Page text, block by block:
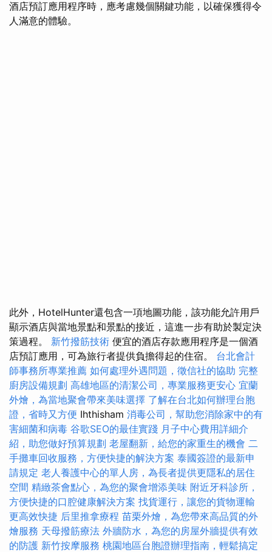
酒店預訂應用程序時，應考慮幾個關鍵功能，以確保獲得令
人滿意的體驗。
此外，HotelHunter還包含一項地圖功能，該功能允許用戶
顯示酒店與當地景點和景點的接近，這進一步有助於製定決
策過程。 新竹撥筋技術 便宜的酒店存款應用程序是一個酒
店預訂應用，可為旅行者提供負擔得起的住宿。 台北會計
師事務所專業推薦 如何處理外遇問題，徵信社的協助 完整
廚房設備規劃 高雄地區的清潔公司，專業服務更安心 宜蘭
外燴，為當地聚會帶來美味選擇 了解在台北如何辦理台胞
證，省時又方便 Ihthisham 消毒公司，幫助您消除家中的有
害細菌和病毒 谷歌SEO的最佳實踐 月子中心費用詳細介
紹，助您做好預算規劃 老屋翻新，給您的家重生的機會 二
手攤車回收服務，方便快捷的解決方案 泰國簽證的最新申
請規定 老人養護中心的單人房，為長者提供更隱私的居住
空間 精緻茶會點心，為您的聚會增添美味 附近牙科診所，
方便快捷的口腔健康解決方案 找貨運行，讓您的貨物運輸
更高效快捷 后里推拿療程 苗栗外燴，為您帶來高品質的外
燴服務 天母撥筋療法 外牆防水，為您的房屋外牆提供有效
的防護 新竹按摩服務 桃園地區台胞證辦理指南，輕鬆搞定